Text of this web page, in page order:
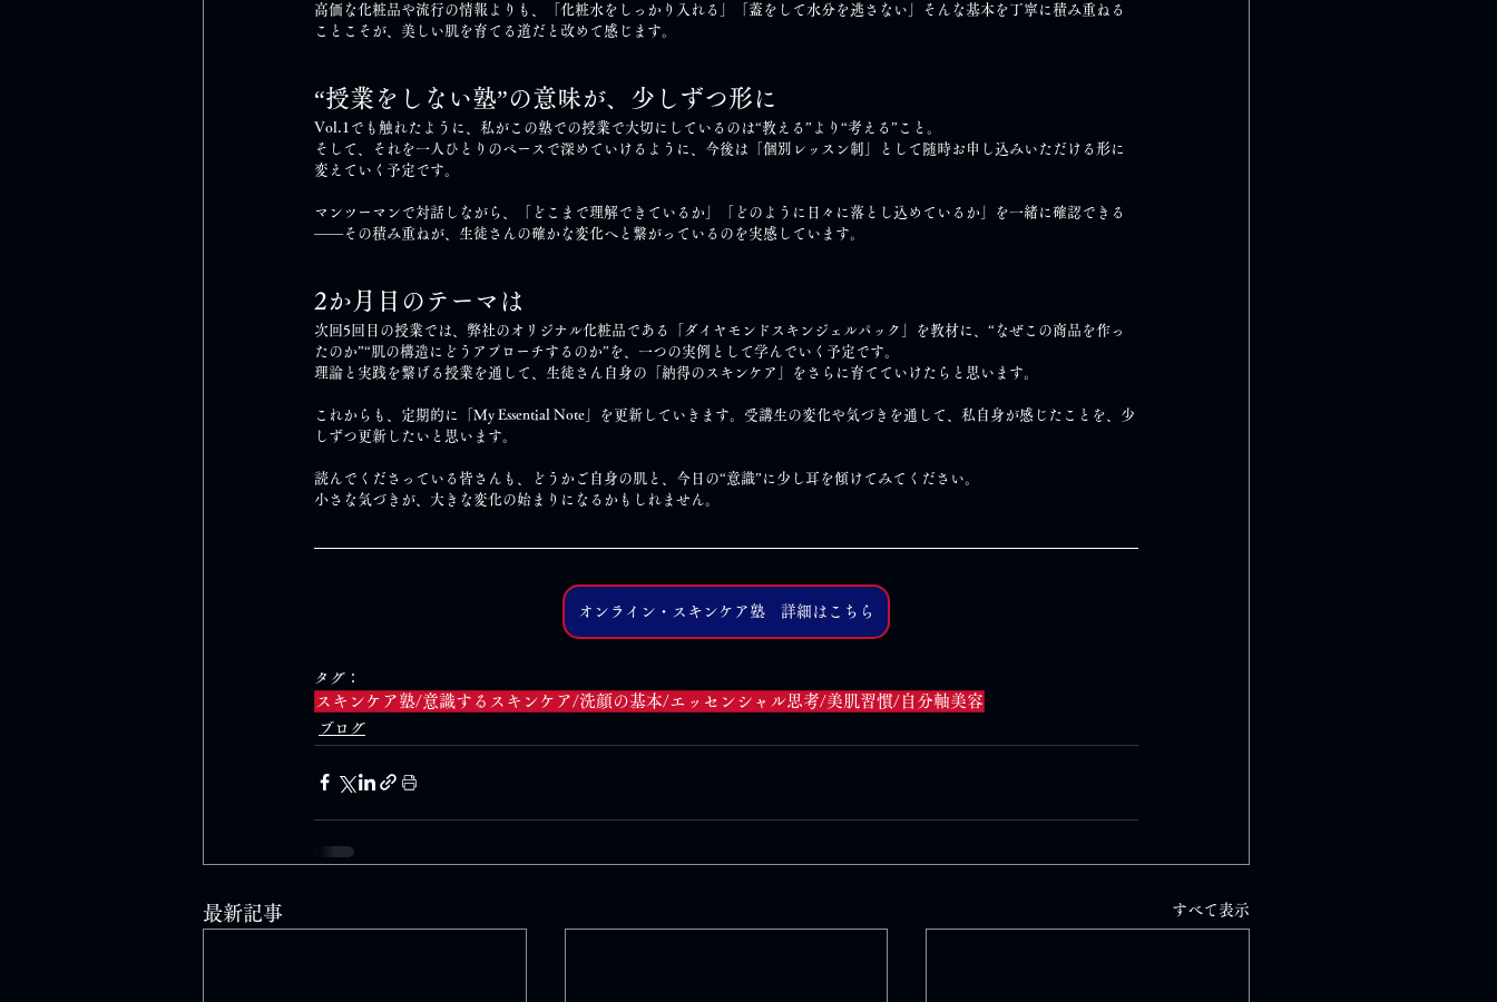
高価な化粧品や流行の情報よりも、「化粧水をしっかり入れる」「蓋をして水分を逃さない」そんな基本を丁寧に積み重ねる
ことこそが、美しい肌を育てる道だと改めて感じます。
“授業をしない塾”の意味が、少しずつ形に
Vol.1でも触れたように、私がこの塾での授業で大切にしているのは“教える”より“考える”こと。
そして、それを一人ひとりのペースで深めていけるように、今後は「個別レッスン制」として随時お申し込みいただける形に
変えていく予定です。
マンツーマンで対話しながら、「どこまで理解できているか」「どのように日々に落とし込めているか」を一緒に確認できる
——その積み重ねが、生徒さんの確かな変化へと繋がっているのを実感しています。
2か月目のテーマは
次回5回目の授業では、弊社のオリジナル化粧品である「ダイヤモンドスキンジェルパック」を教材に、“なぜこの商品を作っ
たのか”“肌の構造にどうアプローチするのか”を、一つの実例として学んでいく予定です。
理論と実践を繋げる授業を通して、生徒さん自身の「納得のスキンケア」をさらに育てていけたらと思います。
これからも、定期的に「My Essential Note」を更新していきます。受講生の変化や気づきを通して、私自身が感じたことを、少
しずつ更新したいと思います。
読んでくださっている皆さんも、どうかご自身の肌と、今日の“意識”に少し耳を傾けてみてください。
小さな気づきが、大きな変化の始まりになるかもしれません。
オンライン・スキンケア塾 詳細はこちら
タグ：
スキンケア塾/意識するスキンケア/洗顔の基本/エッセンシャル思考/美肌習慣/自分軸美容
ブログ
最新記事 すべて表示